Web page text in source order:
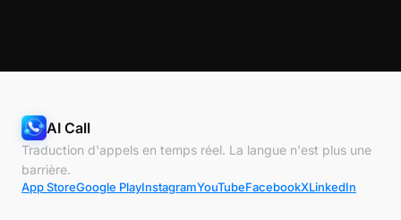
AI Call
Traduction d'appels en temps réel. La langue n'est plus une
barrière.
App StoreGoogle PlayInstagramYouTubeFacebookXLinkedIn